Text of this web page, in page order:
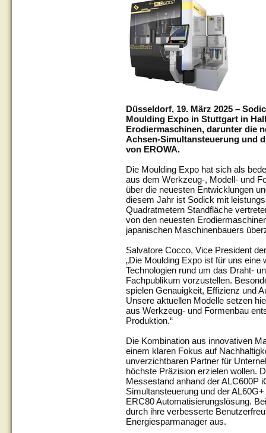
Düsseldorf, 19. März 2025 –
Moulding Expo in Stuttgart in
Erodiermaschinen, darunter die
Achsen-Simultansteuerung und
von EROWA.
Die Moulding Expo hat sich als
aus dem Werkzeug-, Modell- und
über die neuesten Entwicklungen
diesem Jahr ist Sodick mit
Quadratmetern Standfläche
von den neuesten
japanischen Maschinenbauers
Salvatore Cocco, Vice President
„Die Moulding Expo ist für uns
Technologien rund um das Draht-
Fachpublikum vorzustellen.
spielen Genauigkeit, Effizienz und
Unsere aktuellen Modelle setzen
aus Werkzeug- und Formenbau
Produktion.“
Die Kombination aus innovativen
einem klaren Fokus auf
unverzichtbaren Partner für
höchste Präzision erzielen wollen.
Messestand anhand der ALC600P
Simultansteuerung und der
ERC80 Automatisierungslösung.
durch ihre verbesserte
Energiesparmanager aus.